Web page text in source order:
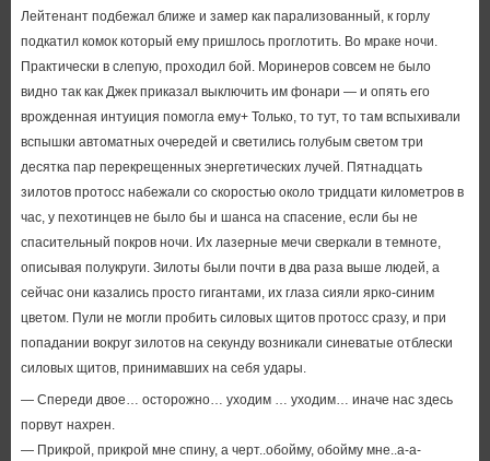
Лейтенант подбежал ближе и замер как парализованный, к горлу
подкатил комок который ему пришлось проглотить. Во мраке ночи.
Практически в слепую, проходил бой. Моринеров совсем не было
видно так как Джек приказал выключить им фонари — и опять его
врожденная интуиция помогла ему+ Только, то тут, то там вспыхивали
вспышки автоматных очередей и светились голубым светом три
десятка пар перекрещенных энергетических лучей. Пятнадцать
зилотов протосс набежали со скоростью около тридцати километров в
час, у пехотинцев не было бы и шанса на спасение, если бы не
спасительный покров ночи. Их лазерные мечи сверкали в темноте,
описывая полукруги. Зилоты были почти в два раза выше людей, а
сейчас они казались просто гигантами, их глаза сияли ярко-синим
цветом. Пули не могли пробить силовых щитов протосс сразу, и при
попадании вокруг зилотов на секунду возникали синеватые отблески
силовых щитов, принимавших на себя удары.
— Спереди двое… осторожно… уходим … уходим… иначе нас здесь
порвут нахрен.
— Прикрой, прикрой мне спину, а черт..обойму, обойму мне..а-а-